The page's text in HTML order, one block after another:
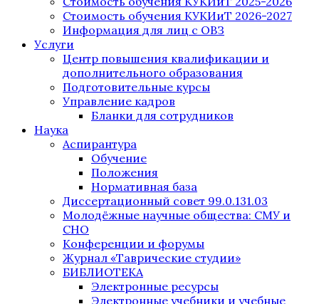
Стоимость обучения КУКИиТ 2026-2027
Информация для лиц с ОВЗ
Услуги
Центр повышения квалификации и
дополнительного образования
Подготовительные курсы
Управление кадров
Бланки для сотрудников
Наука
Аспирантура
Обучение
Положения
Нормативная база
Диссертационный совет 99.0.131.03
Молодёжные научные общества: СМУ и
СНО
Конференции и форумы
Журнал «Таврические студии»
БИБЛИОТЕКА
Электронные ресурсы
Электронные учебники и учебные